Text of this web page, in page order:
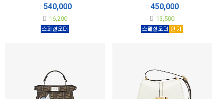
540,000
16,200
450,000
13,500